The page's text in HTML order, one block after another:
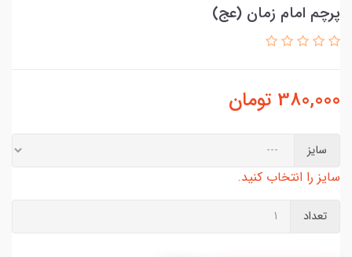
پرچم امام زمان (عج)
380,000 تومان
سایز
سایز را انتخاب کنید.
تعداد